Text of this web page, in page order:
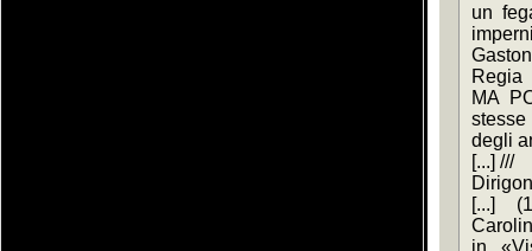
un
MA
degli
[...] ///
[...]
in